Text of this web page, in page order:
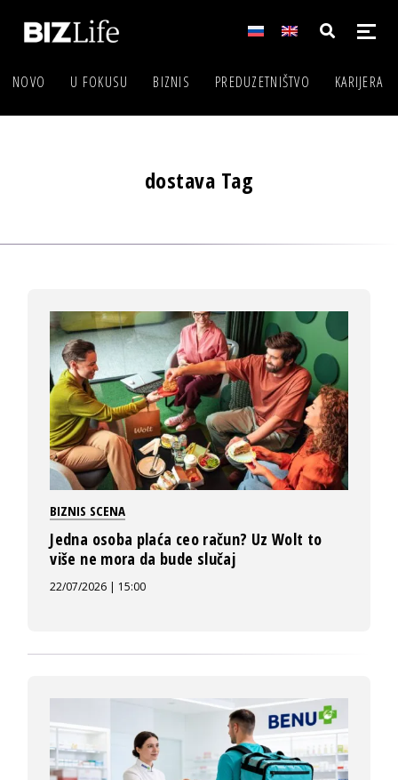
NOVO U FOKUSU BIZNIS PREDUZETNIŠTVO KARIJERA
dostava Tag
BIZNIS SCENA
Jedna osoba plaća ceo račun? Uz Wolt to
više ne mora da bude slučaj
22/07/2026 | 15:00